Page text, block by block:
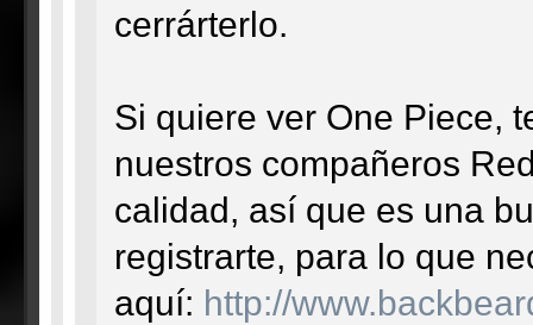
cerrárterlo.
Si quiere ver One Piece,
nuestros compañeros
calidad, así que es una
registrarte, para lo que
aquí: http://